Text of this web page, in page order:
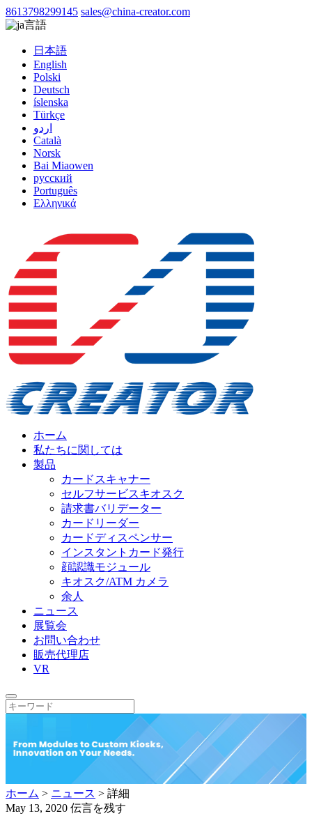
8613798299145 sales@china-creator.com
言語
日本語
English
Polski
Deutsch
íslenska
Türkçe
اردو
Català
Norsk
Bai Miaowen
русский
Português
Ελληνικά
ホーム
私たちに関しては
製品
カードスキャナー
セルフサービスキオスク
請求書バリデーター
カードリーダー
カードディスペンサー
インスタントカード発行
顔認識モジュール
キオスク/ATM カメラ
余人
ニュース
展覧会
お問い合わせ
販売代理店
VR
ホーム > ニュース > 詳細
May 13, 2020 伝言を残す